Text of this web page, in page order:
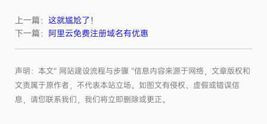
上一篇： 这就尴尬了！
下一篇： 阿里云免费注册域名有优惠
声明：本文“ 网站建设流程与步骤 ”信息内容来源于网络，文章版权和
文责属于原作者，不代表本站立场。如图文有侵权、虚假或错误信
息，请您联系我们，我们将立即删除或更正。